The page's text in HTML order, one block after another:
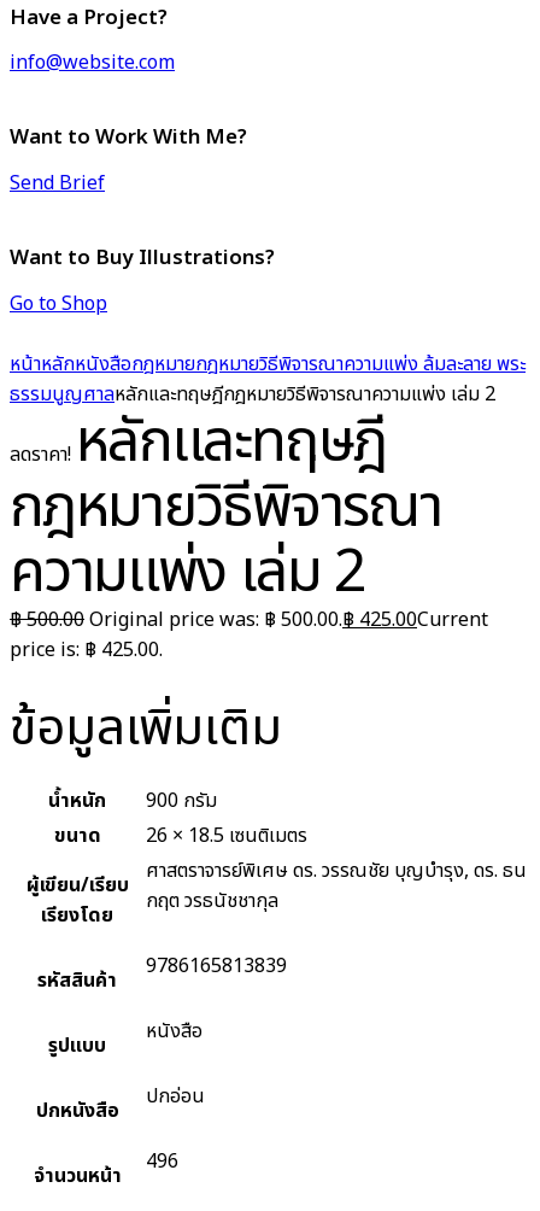
Have a Project?
info@website.com
Want to Work With Me?
Send Brief
Want to Buy Illustrations?
Go to Shop
หน้าหลักหนังสือกฎหมายกฎหมายวิธีพิจารณาความแพ่ง ล้มละลาย พระ
ธรรมนูญศาลหลักและทฤษฎีกฎหมายวิธีพิจารณาความแพ่ง เล่ม 2
ลดราคา! หลักและทฤษฎี
กฎหมายวิธีพิจารณา
ความแพ่ง เล่ม 2
฿500.00Original price was: ฿ 500.00.฿ 425.00Current
price is: ฿ 425.00.
ข้อมูลเพิ่มเติม
น้ำหนัก
900 กรัม
ขนาด
26 × 18.5 เซนติเมตร
ผู้เขียน/เรียบ
เรียงโดย
ศาสตราจารย์พิเศษ ดร. วรรณชัย บุญบำรุง, ดร. ธน
กฤต วรธนัชชากุล
รหัสสินค้า 9786165813839
รูปแบบ หนังสือ
ปกหนังสือ ปกอ่อน
จำนวนหน้า 496